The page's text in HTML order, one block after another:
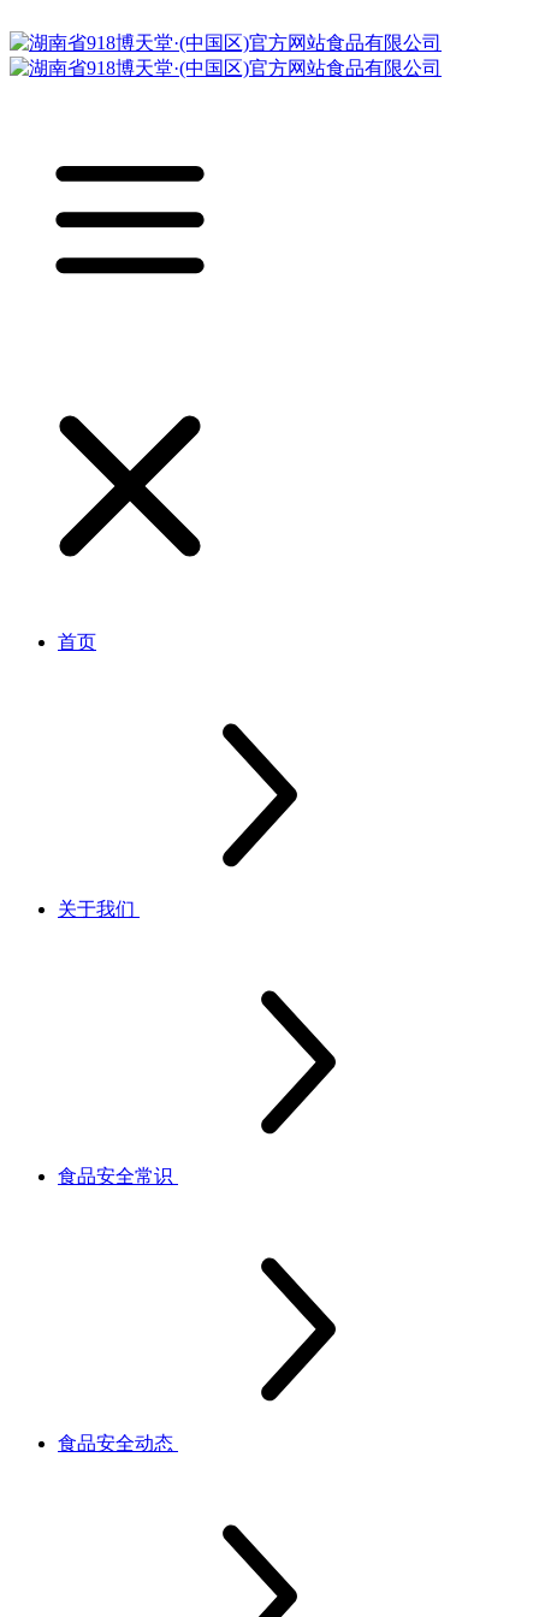
首页
关于我们
食品安全常识
食品安全动态